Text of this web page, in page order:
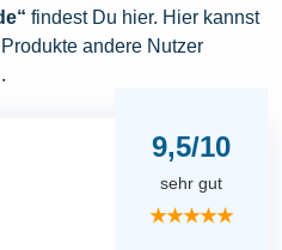
findest Du hier. Hier kannst
andere Nutzer
9,5/10
sehr gut
★★★★★